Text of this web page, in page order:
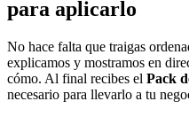
para aplicarlo
No hace falta que traigas
explicamos y mostramos en
cómo. Al final recibes el Pack
necesario para llevarlo a tu